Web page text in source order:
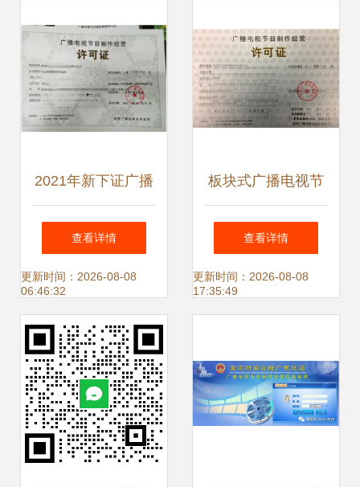
2021年新下证广播
电视节目制作经营
许可证详解与行业
影响
查看详情
更新时间：2026-08-08
06:46:32
板块式广播电视节
目 制作经营策略与
创新发展
查看详情
更新时间：2026-08-08
17:35:49